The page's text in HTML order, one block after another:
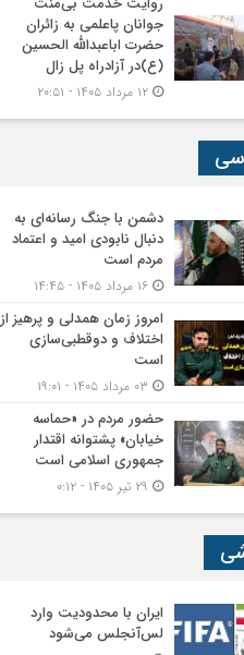
جوانان پاعلمی به زائران
حضرت اباعبدالله الحسین
(ع)در آزادراه پل زال
دشمن با جنگ رسانه‌ای به
دنبال نابودی امید و اعتماد
مردم است
امروز زمان همدلی و پرهیز از
اختلاف و دوقطبی‌سازی
است
حضور مردم در «حماسه
خیابان» پشتوانه اقتدار
جمهوری اسلامی است
ایران با محدودیت وارد
لس‌آنجلس می‌شود